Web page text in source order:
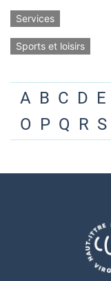
Services
Sports et loisirs
A B C D E
O P Q R S